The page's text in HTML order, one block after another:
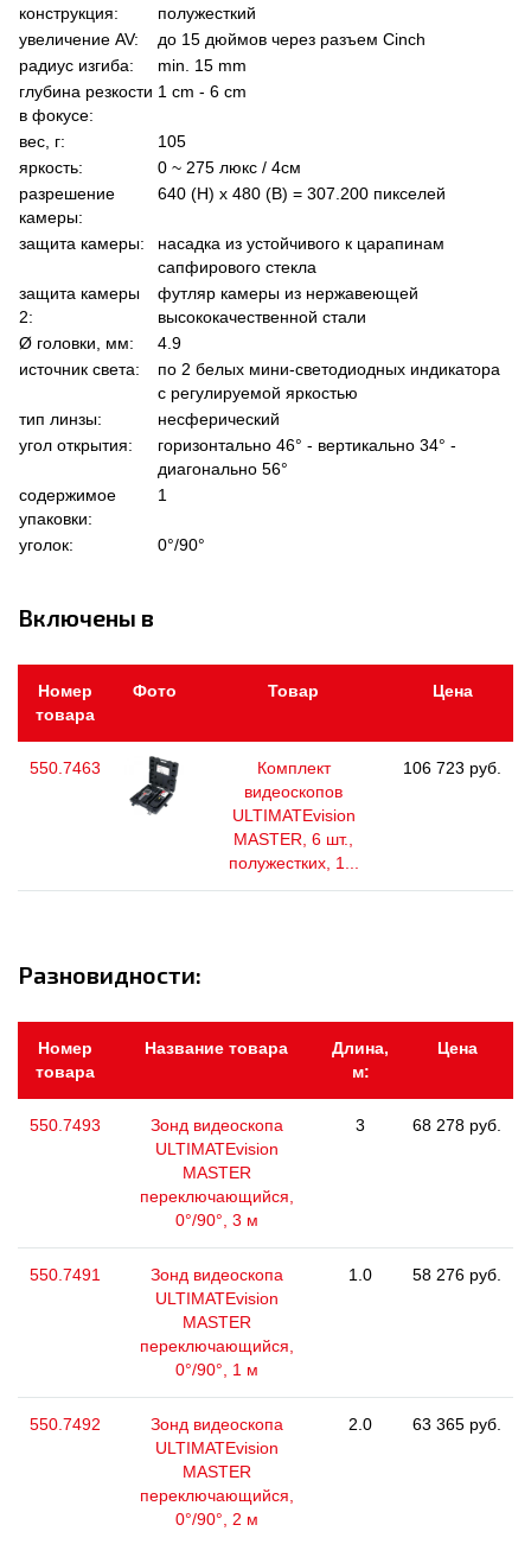
конструкция:
полужесткий
увеличение AV:
до 15 дюймов через разъем Cinch
радиус изгиба:
min. 15 mm
глубина резкости
в фокусе:
1 cm - 6 cm
вес, г:
105
яркость:
0 ~ 275 люкс / 4cм
разрешение
камеры:
640 (H) x 480 (В) = 307.200 пикселей
защита камеры:
насадка из устойчивого к царапинам
сапфирового стекла
защита камеры
2:
футляр камеры из нержавеющей
высококачественной стали
Ø головки, мм:
4.9
источник света:
по 2 белых мини-светодиодных индикатора
с регулируемой яркостью
тип линзы:
несферический
угол открытия:
горизонтально 46° - вертикально 34° -
диагонально 56°
содержимое
упаковки:
1
уголок: 0°/90°
Включены в
Номер
товара
Фото Товар Цена
550.7463
Комплект
видеоскопов
ULTIMATEvision
MASTER, 6 шт.,
полужестких, 1...
106 723 руб.
Разновидности:
Номер
товара
Название товара
Длина,
м:
Цена
550.7493
Зонд видеоскопа
ULTIMATEvision
MASTER
переключающийся,
0°/90°, 3 м
3 68 278 руб.
550.7491
Зонд видеоскопа
ULTIMATEvision
MASTER
переключающийся,
0°/90°, 1 м
1.0 58 276 руб.
550.7492
Зонд видеоскопа
ULTIMATEvision
MASTER
переключающийся,
0°/90°, 2 м
2.0 63 365 руб.